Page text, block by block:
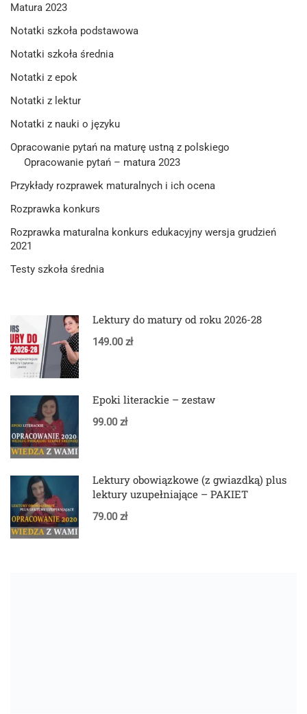
Matura 2023
Notatki szkoła podstawowa
Notatki szkoła średnia
Notatki z epok
Notatki z lektur
Notatki z nauki o języku
Opracowanie pytań na maturę ustną z polskiego
Opracowanie pytań – matura 2023
Przykłady rozprawek maturalnych i ich ocena
Rozprawka konkurs
Rozprawka maturalna konkurs edukacyjny wersja grudzień
2021
Testy szkoła średnia
Lektury do matury od roku 2026-28
149.00 zł
Epoki literackie – zestaw
99.00 zł
Lektury obowiązkowe (z gwiazdką) plus
lektury uzupełniające – PAKIET
79.00 zł